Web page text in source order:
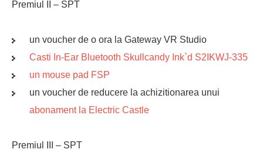
Premiul II – SPT
un voucher de o ora la Gateway VR Studio
Casti In-Ear Bluetooth Skullcandy Ink`d S2IKWJ-335
un mouse pad FSP
un voucher de reducere la achizitionarea unui
abonament la Electric Castle
Premiul III – SPT